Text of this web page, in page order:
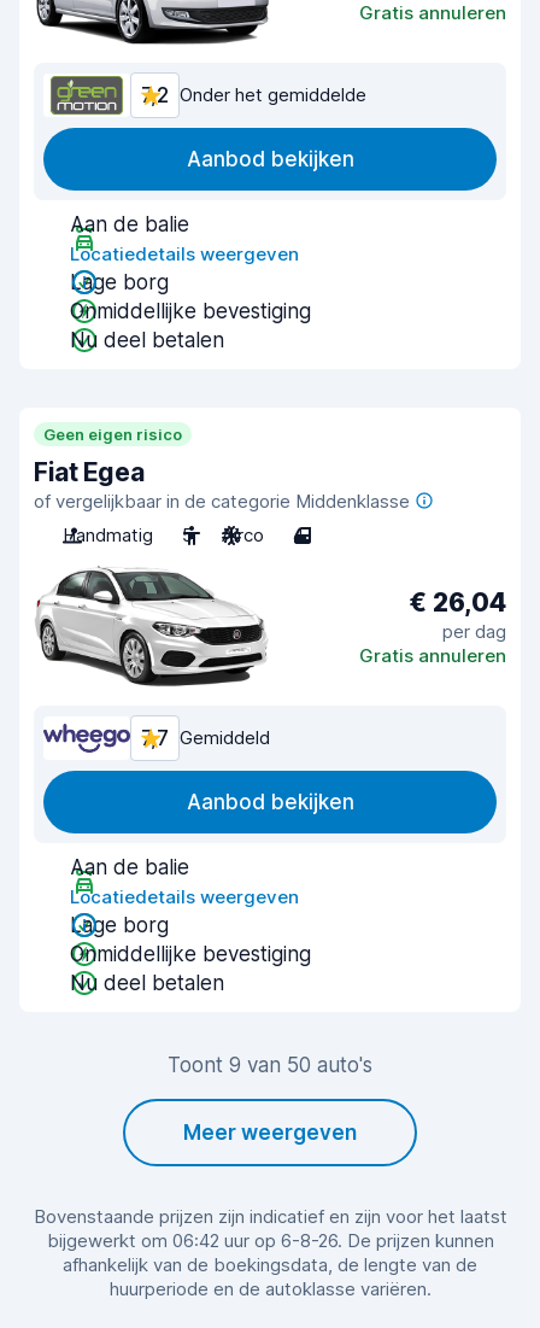
Gratis annuleren
7,2 Onder het gemiddelde
Aanbod bekijken
Aan de balie
Locatiedetails weergeven
Lage borg
Onmiddellijke bevestiging
Nu deel betalen
Geen eigen risico
Fiat Egea
of vergelijkbaar in de categorie Middenklasse
Handmatig
5 Airco 4
€ 26,04
per dag
Gratis annuleren
7,7 Gemiddeld
Aanbod bekijken
Aan de balie
Locatiedetails weergeven
Lage borg
Onmiddellijke bevestiging
Nu deel betalen
Toont 9 van 50 auto's
Meer weergeven
Bovenstaande prijzen zijn indicatief en zijn voor het laatst
bijgewerkt om 06:42 uur op 6-8-26. De prijzen kunnen
afhankelijk van de boekingsdata, de lengte van de
huurperiode en de autoklasse variëren.